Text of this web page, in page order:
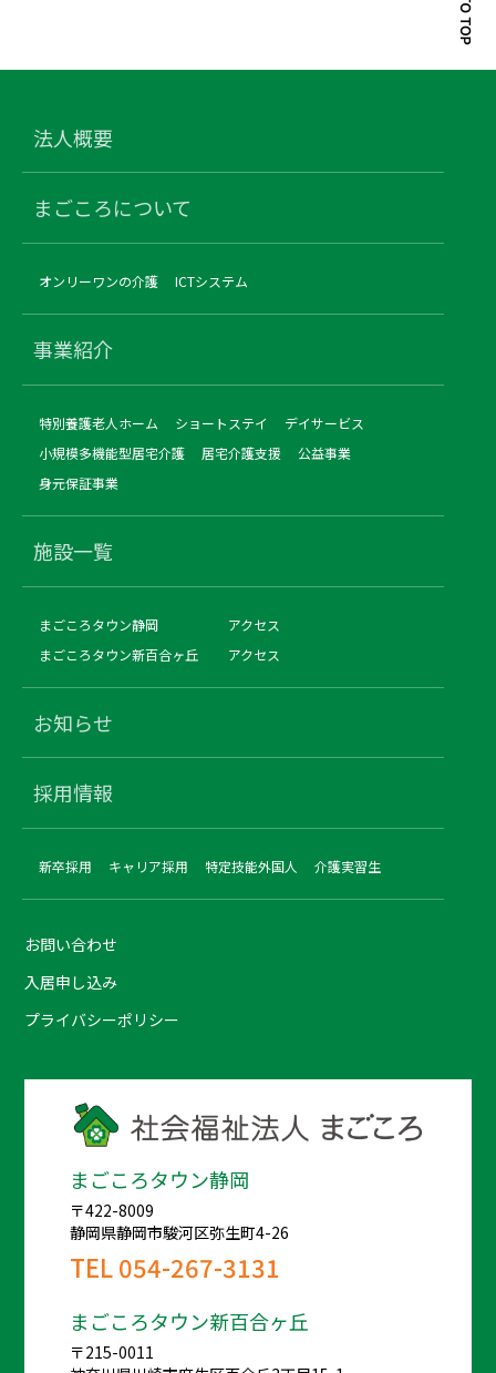
法人概要
まごころについて
オンリーワンの介護 ICTシステム
事業紹介
特別養護老人ホーム ショートステイ
デイサービス
小規模多機能型居宅介護
居宅介護支援
公益事業
身元保証事業
施設一覧
まごころタウン静岡
アクセス
まごころタウン新百合ヶ丘
アクセス
お知らせ
採用情報
新卒採用 キャリア採用 特定技能外国人 介護実習生
お問い合わせ
入居申し込み
プライバシーポリシー
まごころタウン静岡
〒422-8009
静岡県静岡市駿河区弥生町4-26
TEL054-267-3131
まごころタウン新百合ヶ丘
〒215-0011